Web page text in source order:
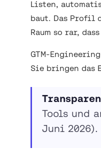
Listen,
baut. Das Profil
Raum so rar,
GTM-
Sie bringen das
Tools und
Juni 2026).